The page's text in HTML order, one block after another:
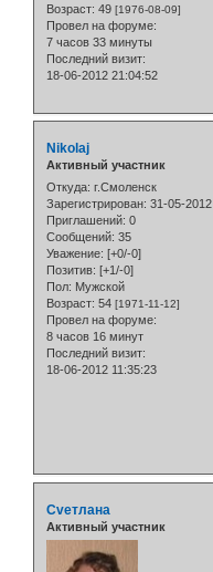
Возраст: 49 [1976-08-09]
Провел на форуме:
7 часов 33 минуты
Последний визит:
18-06-2012 21:04:52
Nikolaj
Активный участник
Откуда: г.Смоленск
Зарегистрирован: 31-05-2012
Приглашений: 0
Сообщений: 35
Уважение: [+0/-0]
Позитив: [+1/-0]
Пол: Мужской
Возраст: 54 [1971-11-12]
Провел на форуме:
8 часов 16 минут
Последний визит:
18-06-2012 11:35:23
Cveтлана
Активный участник